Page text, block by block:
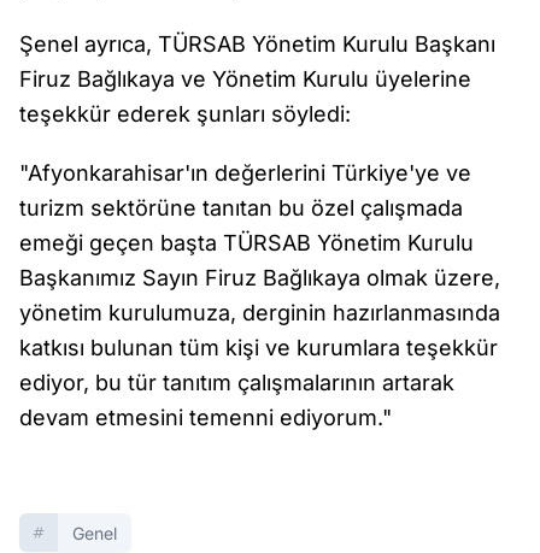
Şenel ayrıca, TÜRSAB Yönetim Kurulu Başkanı
Firuz Bağlıkaya ve Yönetim Kurulu üyelerine
teşekkür ederek şunları söyledi:
"Afyonkarahisar'ın değerlerini Türkiye'ye ve
turizm sektörüne tanıtan bu özel çalışmada
emeği geçen başta TÜRSAB Yönetim Kurulu
Başkanımız Sayın Firuz Bağlıkaya olmak üzere,
yönetim kurulumuza, derginin hazırlanmasında
katkısı bulunan tüm kişi ve kurumlara teşekkür
ediyor, bu tür tanıtım çalışmalarının artarak
devam etmesini temenni ediyorum."
Genel